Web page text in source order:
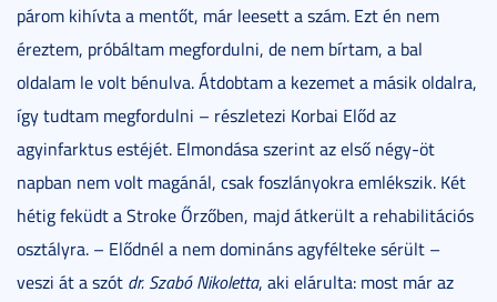
párom kihívta a mentőt, már leesett a szám. Ezt én nem
éreztem, próbáltam megfordulni, de nem bírtam, a bal
oldalam le volt bénulva. Átdobtam a kezemet a másik oldalra,
így tudtam megfordulni – részletezi Korbai Előd az
agyinfarktus estéjét. Elmondása szerint az első négy-öt
napban nem volt magánál, csak foszlányokra emlékszik. Két
hétig feküdt a Stroke Őrzőben, majd átkerült a rehabilitációs
osztályra. – Elődnél a nem domináns agyfélteke sérült –
veszi át a szót dr. Szabó Nikoletta, aki elárulta: most már az